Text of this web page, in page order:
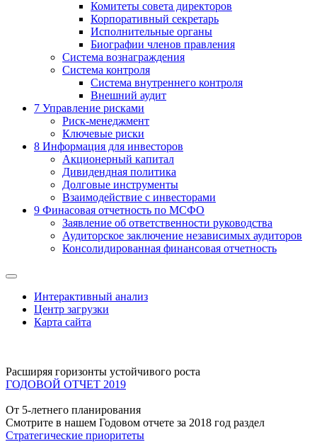
Комитеты совета директоров
Корпоративный секретарь
Исполнительные органы
Биографии членов правления
Система вознаграждения
Система контроля
Система внутреннего контроля
Внешний аудит
7 Управление рисками
Риск-менеджмент
Ключевые риски
8 Информация для инвесторов
Акционерный капитал
Дивидендная политика
Долговые инструменты
Взаимодействие с инвеcторами
9 Финасовая отчетность по МСФО
Заявление об ответственности руководства
Аудиторское заключение независимых аудиторов
Консолидированная финансовая отчетность
Интерактивный анализ
Центр загрузки
Карта сайта
Расширяя горизонты устойчивого роста
ГОДОВОЙ ОТЧЕТ 2019
От 5-летнего планирования
Смотрите в нашем Годовом отчете за 2018 год раздел
Стратегические приоритеты